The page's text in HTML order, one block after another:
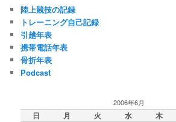
ー
シ
ョ
ン
陸上競技の記録
トレーニング自己記録
引越年表
携帯電話年表
骨折年表
Podcast
2006年6月
日 月 火 水 木